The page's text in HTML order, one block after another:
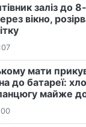
заліз до
вікно,
мати
до батареї:
майже